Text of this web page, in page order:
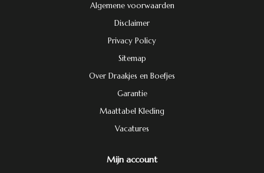
Algemene voorwaarden
Disclaimer
Privacy Policy
Sitemap
Over Draakjes en Boefjes
Garantie
Maattabel Kleding
Vacatures
Mijn account